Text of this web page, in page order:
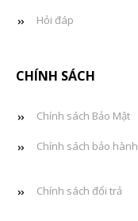
Hỏi đáp
CHÍNH SÁCH
Chính sách Bảo Mật
Chính sách bảo hành
Chính sách đổi trả